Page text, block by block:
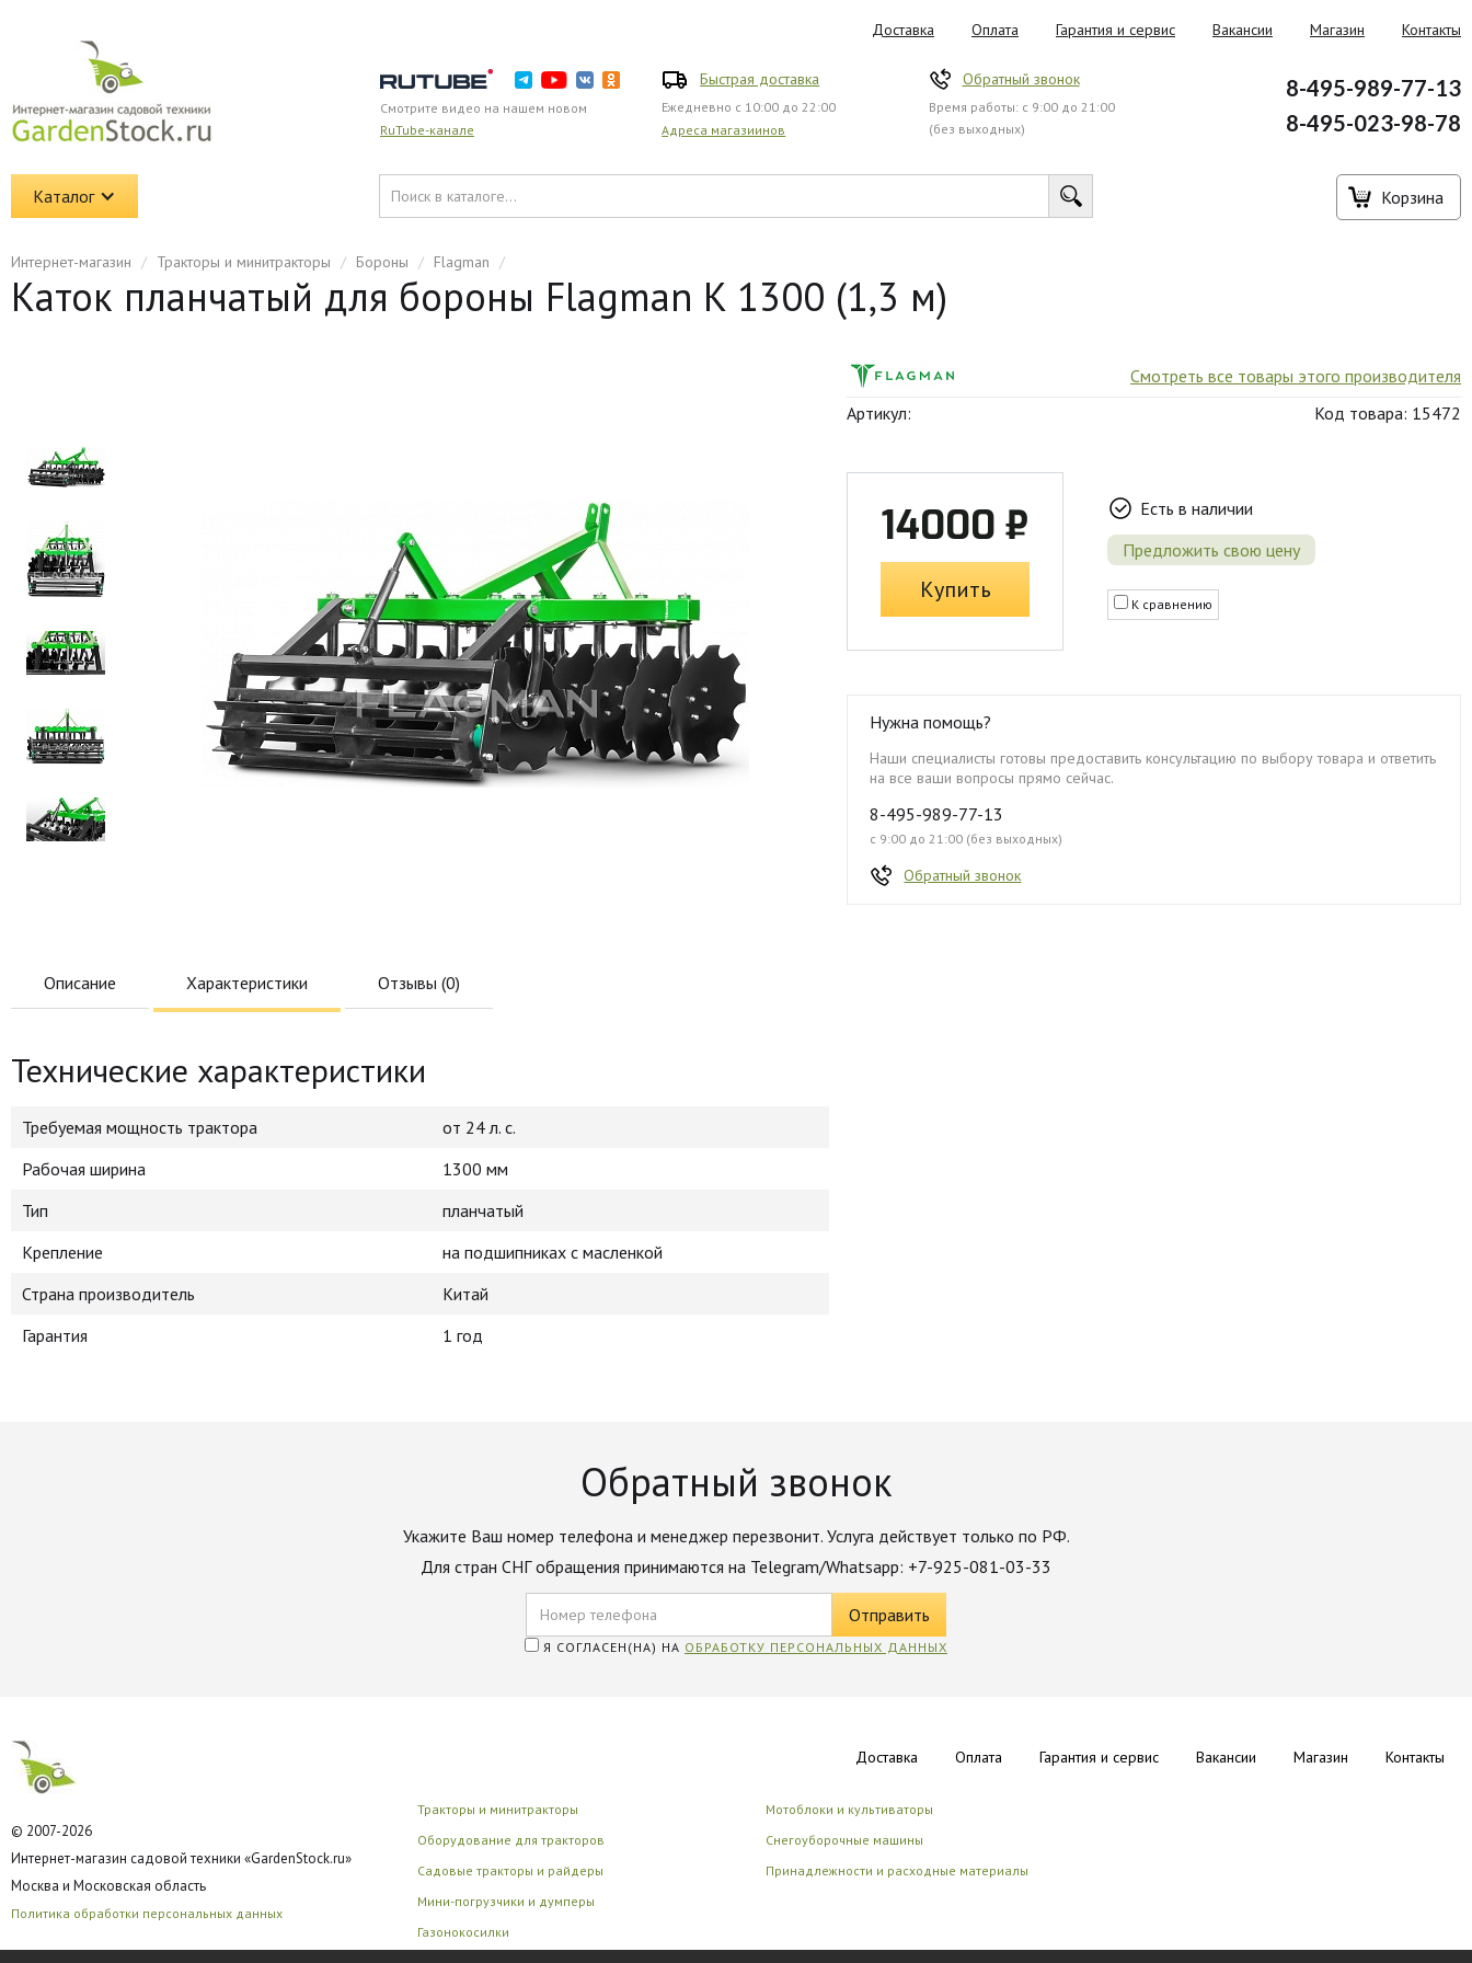
Доставка Оплата Гарантия и сервис Вакансии Магазин Контакты
Смотрите видео на нашем новом
RuTube-канале
Быстрая доставка
Ежедневно с 10:00 до 22:00
Адреса магазиинов
Обратный звонок
Время работы: с 9:00 до 21:00
(без выходных)
8-495-989-77-13
8-495-023-98-78
Каталог Корзина
Интернет-магазин / Тракторы и минитракторы / Бороны / Flagman /
Каток планчатый для бороны Flagman K 1300 (1,3 м)
Смотреть все товары этого производителя
Артикул:
Код товара: 15472
14000 ₽
Купить
Есть в наличии
Предложить свою цену
К сравнению
Нужна помощь?
Наши специалисты готовы предоставить консультацию по выбору товара и ответить
на все ваши вопросы прямо сейчас.
8-495-989-77-13
с 9:00 до 21:00 (без выходных)
Обратный звонок
Описание Характеристики Отзывы (0)
Технические характеристики
Требуемая мощность трактора
от 24 л. с.
Рабочая ширина
1300 мм
Тип
планчатый
Крепление
на подшипниках с масленкой
Страна производитель
Китай
Гарантия
1 год
Обратный звонок
Укажите Ваш номер телефона и менеджер перезвонит. Услуга действует только по РФ.
Для стран СНГ обращения принимаются на Telegram/Whatsapp: +7-925-081-03-33
Я СОГЛАСЕН(НА) НА ОБРАБОТКУ ПЕРСОНАЛЬНЫХ ДАННЫХ
© 2007-2026
Интернет-магазин садовой техники «GardenStock.ru»
Москва и Московская область
Политика обработки персональных данных
Доставка Оплата Гарантия и сервис Вакансии Магазин Контакты
Тракторы и минитракторы
Оборудование для тракторов
Садовые тракторы и райдеры
Мини-погрузчики и думперы
Газонокосилки
Мотоблоки и культиваторы
Снегоуборочные машины
Принадлежности и расходные материалы